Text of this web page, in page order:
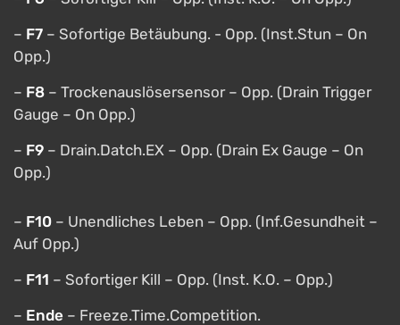
– F7 – Sofortige Betäubung. - Opp. (Inst.Stun – On
Opp.)
– F8 – Trockenauslösersensor – Opp. (Drain Trigger
Gauge – On Opp.)
– F9 – Drain.Datch.EX – Opp. (Drain Ex Gauge – On
Opp.)
– F10 – Unendliches Leben – Opp. (Inf.Gesundheit –
Auf Opp.)
– F11 – Sofortiger Kill – Opp. (Inst. K.O. – Opp.)
– Ende – Freeze.Time.Competition.